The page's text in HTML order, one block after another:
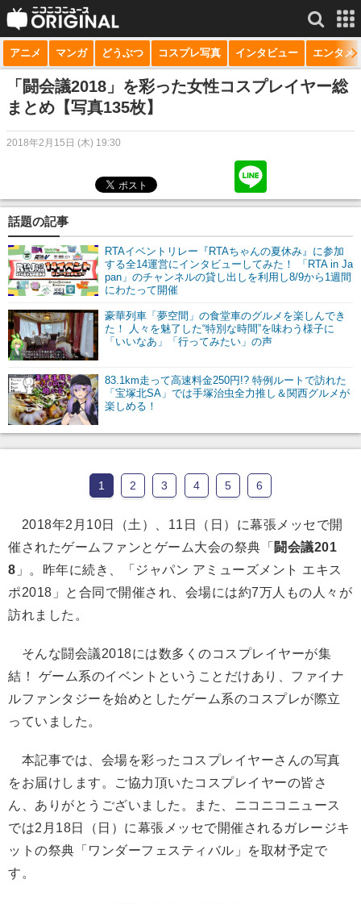
サービス一覧 もっと見る
niconico
動画
生放送
チャンネル
マンガ
ニコニコQ
アニメ マンガ どうぶつ コスプレ写真 インタビュー エンタメ
「闘会議2018」を彩った女性コスプレイヤー総
まとめ【写真135枚】
2018年2月15日 (木) 19:30
話題の記事
RTAイベントリレー『RTAちゃんの夏休み』に参加
する全14運営にインタビューしてみた！ 「RTA in Ja
pan」のチャンネルの貸し出しを利用し8/9から1週間
にわたって開催
豪華列車「夢空間」の食堂車のグルメを楽しんでき
た！ 人々を魅了した“特別な時間”を味わう様子に
「いいなあ」「行ってみたい」の声
83.1km走って高速料金250円!? 特例ルートで訪れた
「宝塚北SA」では手塚治虫全力推し＆関西グルメが
楽しめる！
1 2 3 4 5 6
2018年2月10日（土）、11日（日）に幕張メッセで開
催されたゲームファンとゲーム大会の祭典「 闘会議201
8 」。昨年に続き、「ジャパン アミューズメント エキス
ポ2018」と合同で開催され、会場には約7万人もの人々が
訪れました。
そんな闘会議2018には数多くのコスプレイヤーが集
結！ ゲーム系のイベントということだけあり、ファイナ
ルファンタジーを始めとしたゲーム系のコスプレが際立
っていました。
本記事では、会場を彩ったコスプレイヤーさんの写真
をお届けします。ご協力頂いたコスプレイヤーの皆さ
ん、ありがとうございました。また、ニコニコニュース
では2月18日（日）に幕張メッセで開催されるガレージキ
ットの祭典「ワンダーフェスティバル」を取材予定で
す。